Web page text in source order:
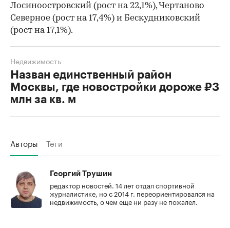
Лосиноостровский (рост на 22,1%), Чертаново
Северное (рост на 17,4%) и Бескудниковский
(рост на 17,1%).
Назван единственный район
Москвы, где новостройки дороже ₽3
млн за кв. м
Недвижимость
Авторы Теги
Георгий Трушин
редактор новостей. 14 лет отдал спортивной
журналистике, но с 2014 г. переориентировался на
недвижимость, о чем еще ни разу не пожалел.